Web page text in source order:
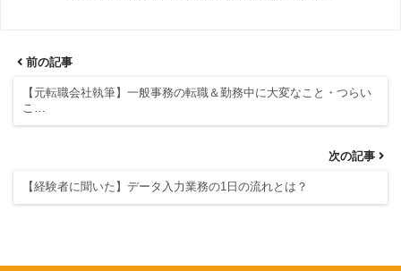
前の記事
【元転職会社執筆】一般事務の転職＆勤務中に大変なこと・つらい
こ…
次の記事
【経験者に聞いた】データ入力業務の1日の流れとは？